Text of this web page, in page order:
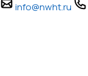
info@nwht.ru